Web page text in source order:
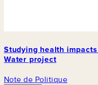
Studying health
Water project
Note de Politique